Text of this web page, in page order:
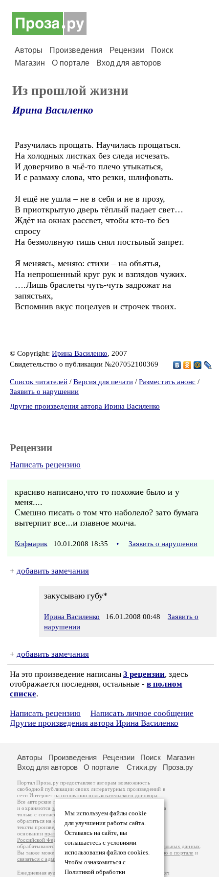
Авторы Произведения Рецензии
Поиск
Магазин
О портале Вход для авторов
Из прошлой жизни
Ирина Василенко
Разучилась прощать. Научилась прощаться.
На холодных листках без следа исчезать.
И доверчиво в чьё-то плечо утыкаться,
И с размаху слова, что резки, шлифовать.
Я ещё не ушла – не в себя и не в прозу,
В приоткрытую дверь тёплый падает свет…
Ждёт на окнах рассвет, чтобы кто-то без
спросу
На безмолвную тишь снял постылый запрет.
Я меняясь, меняю: стихи – на объятья,
На непрошенный круг рук и взглядов чужих.
….Лишь браслеты чуть-чуть задрожат на
запястьях,
Вспомнив вкус поцелуев и строчек твоих.
© Copyright: Ирина Василенко, 2007
Свидетельство о публикации №207052100369
Список читателей / Версия для печати / Разместить анонс /
Заявить о нарушении
Другие произведения автора Ирина Василенко
Рецензии
Написать рецензию
красиво написано,что то похожие было и у
меня....
Смешно писать о том что наболело? зато бумага
вытерпит все...и главное молча.
Кофмарик 10.01.2008 18:35 • Заявить о нарушении
+ добавить замечания
закусываю губу*
Ирина Василенко 16.01.2008 00:48
Заявить о
нарушении
+ добавить замечания
На это произведение написаны 3 рецензии, здесь
отображается последняя, остальные - в полном
списке.
Написать рецензию
Написать личное сообщение
Другие произведения автора Ирина Василенко
Мы используем файлы cookie
для улучшения работы сайта.
Оставаясь на сайте, вы
соглашаетесь с условиями
использования файлов cookies.
Чтобы ознакомиться с
Политикой обработки
Авторы Произведения Рецензии Поиск
Магазин
Вход для авторов
О портале Стихи.ру Проза.ру
Портал Проза.ру предоставляет авторам возможность
свободной публикации своих литературных произведений в
сети Интернет на основаниипользовательского договора
Все авторские права на произведения принадлежат авторам
и охраняются законом
. Перепечатка произведений возможна
только с согласия его автора, к которому вы можете
обратиться на его авторской странице. Ответственность за
тексты произведений авторы несут самостоятельно на
основанииправил публикацииизаконодательства
Российской Федерации
обрабатываются на основанииПолитики обработки персональных данных
Вы также можете посмотреть более подробнуюинформацию о портале и
связаться с администрацией
Ежедневная аудитория портала Проза.ру – порядка 100 тысяч